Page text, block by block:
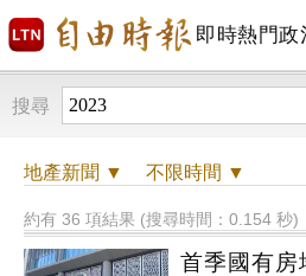
即時熱門政
搜尋
地產新聞 ▼ 不限時間 ▼
約有 36 項結果 (搜尋時間：0.154 秒)
首季國有房